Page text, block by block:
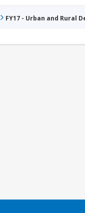
FY17 - Urban and Rural